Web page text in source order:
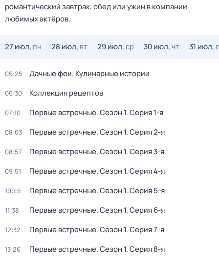
романтический завтрак, обед или ужин в компании
любимых актёров.
27 июл, пн 28 июл, вт 29 июл,ср 30 июл,чт 31 июл,
05:25 Дачные феи. Кулинарные истории
06:30 Коллекция рецептов
07:10 Первые встречные. Сезон 1. Серия 1-я
08:03 Первые встречные. Сезон 1. Серия 2-я
08:57 Первые встречные. Сезон 1. Серия 3-я
09:51 Первые встречные. Сезон 1. Серия 4-я
10:45 Первые встречные. Сезон 1. Серия 5-я
11:38 Первые встречные. Сезон 1. Серия 6-я
12:32 Первые встречные. Сезон 1. Серия 7-я
13:26 Первые встречные. Сезон 1. Серия 8-я